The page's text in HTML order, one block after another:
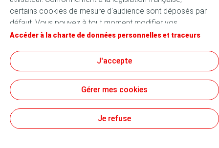
Recettes
Plat
Conditions générales d’utilisation
Données personnelles
certains cookies de mesure d'audience sont déposés par
défaut. Vous pouvez à tout moment modifier vos
paramètres de cookies en cliquant sur le bouton « Gérer
vous acceptez le dépôt de l’ensemble des cookies. Dans
le cas où vous cliquez sur « Je refuse », seuls les cookies
techniques nécessaires au bon fonctionnement du site
seront utilisés. Pour plus d’informations, vous pouvez
traceurs ».
Accéder à la charte de données personnelles et traceurs
J'accepte
Gérer mes cookies
Je refuse